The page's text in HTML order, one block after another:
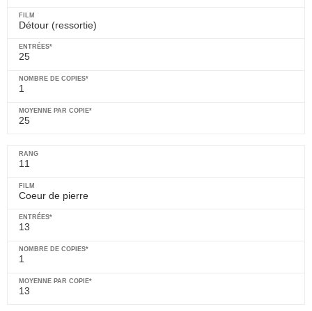
Détour (ressortie)
25
1
25
11
Coeur de pierre
13
1
13